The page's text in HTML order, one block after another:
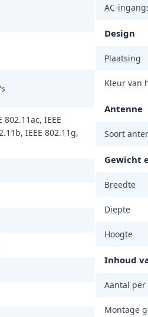
802.11ac, IEEE
IEEE 802.11g,
AC-
Design
Plaatsing
Kleur van
Antenne
Soort
Gewicht
Breedte
Diepte
Hoogte
Inhoud
Aantal per
Montage